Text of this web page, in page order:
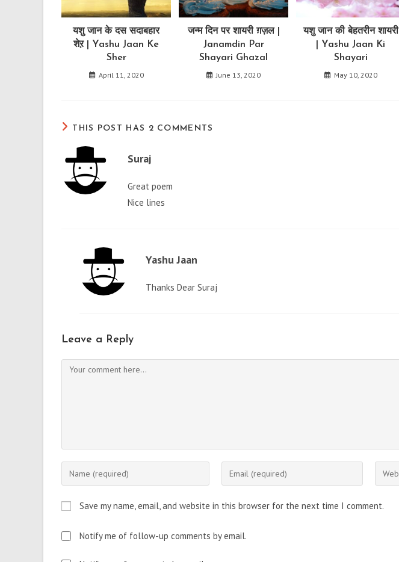
यशु जान के दस सदाबहार
शेऱ | Yashu Jaan Ke
Sher
April 11, 2020
जन्म दिन पर शायरी ग़ज़ल |
Janamdin Par
Shayari Ghazal
June 13, 2020
यशु जान की बेहतरीन शायरी
| Yashu Jaan Ki
Shayari
May 10, 2020
THIS POST HAS 2 COMMENTS
Suraj
Great poem
Nice lines
Yashu Jaan
Thanks Dear Suraj
Leave a Reply
Comment
Enter
your
or
to
comment
Enter
your
Enter
your
Save my name, email, and website in this browser for the next time I comment.
Notify me of follow-up comments by email.